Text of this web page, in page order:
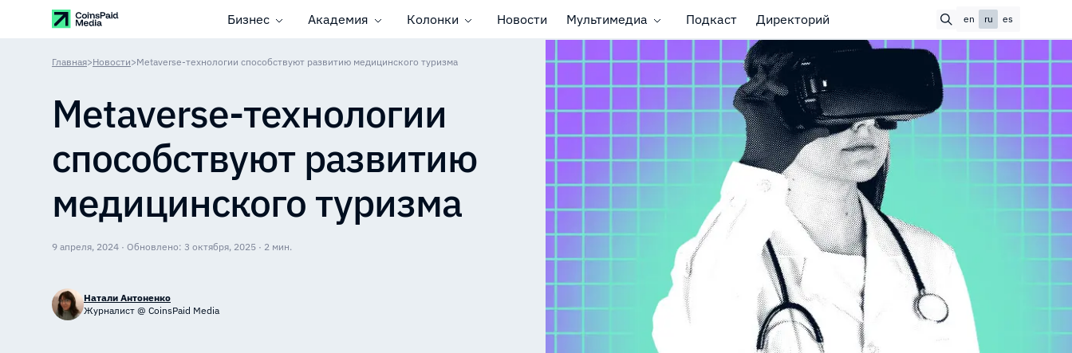
Бизнес Академия Колонки Новости Мультимедиа Подкаст Директорий en ru es
Главная>Новости>Metaverse-технологии способствуют развитию медицинского туризма
Metaverse-технологии
способствуют развитию
медицинского туризма
9 апреля, 2024 · Обновлено: 3 октября, 2025 · 2 мин.
Натали Антоненко
Журналист @ CoinsPaid Media